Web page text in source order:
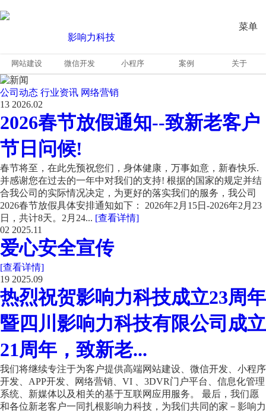
菜单
网站建设 微信开发 小程序 案例 关于
公司动态 行业资讯 网络营销
13 2026.02
2026春节放假通知--致新老客户
节日问候!
春节将至，在此先预祝您们，身体健康，万事如意，新春快乐.
并感谢您在过去的一年中对我们的支持! 根据的国家的规定并结
合我公司的实际情况决定，为更好的落实我们的服务，我公司
2026春节放假具体安排通知如下： 2026年2月15日-2026年2月23
日，共计8天。2月24... [查看详情]
02 2025.11
爱心安全宣传
[查看详情]
19 2025.09
热烈祝贺影响力科技成立23周年
暨四川影响力科技有限公司成立
21周年，致新老...
我们将继续专注于为客户提供高端网站建设、微信开发、小程序
开发、APP开发、网络营销、VI 、3DVR门户平台、信息化管理
系统、新媒体以及相关的基于互联网应用服务。 最后，我们愿
和各位新老客户一同扎根影响力科技，为我们共同的家－影响力